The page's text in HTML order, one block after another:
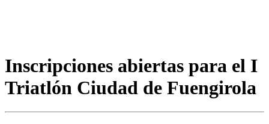
Inscripciones abiertas para el I
Triatlón Ciudad de Fuengirola